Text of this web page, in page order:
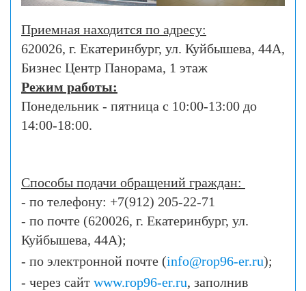
Приемная находится по адресу:
620026, г. Екатеринбург, ул. Куйбышева, 44А,
Бизнес Центр Панорама, 1 этаж
Режим работы:
Понедельник - пятница с 10:00-13:00 до
14:00-18:00.
Способы подачи обращений граждан:
- по телефону: +7(912) 205-22-71
- по почте (620026, г. Екатеринбург, ул.
Куйбышева, 44А);
- по электронной почте (info@rop96-er.ru);
- через сайт www.rop96-er.ru, заполнив